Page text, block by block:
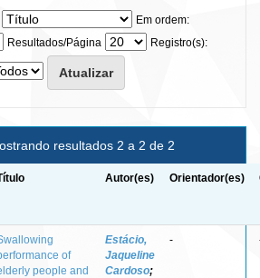
Em ordem:
Resultados/Página
Registro(s):
resultados 2 a 2 de 2
Autor(es) Orientador(es)
of
people and
Estácio,
Jaqueline
Cardoso;
-